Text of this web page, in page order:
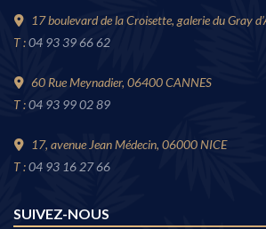
17 boulevard de la Croisette, galerie du Gray
T :04 93 39 66 62
60 Rue Meynadier, 06400 CANNES
T :04 93 99 02 89
17, avenue Jean Médecin, 06000 NICE
T :04 93 16 27 66
SUIVEZ-NOUS